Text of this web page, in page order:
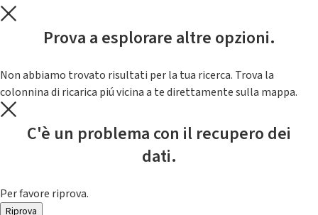
Prova a esplorare altre opzioni.
Non abbiamo trovato risultati per la tua ricerca. Trova la
colonnina di ricarica piú vicina a te direttamente sulla mappa.
C'è un problema con il recupero dei
dati.
Per favore riprova.
Riprova